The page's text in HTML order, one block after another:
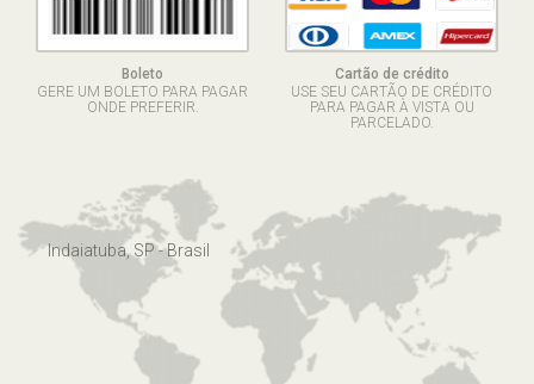
Boleto
GERE UM BOLETO PARA PAGAR
ONDE PREFERIR.
Cartão de crédito
USE SEU CARTÃO DE CRÉDITO
PARA PAGAR À VISTA OU
PARCELADO.
Indaiatuba, SP - Brasil